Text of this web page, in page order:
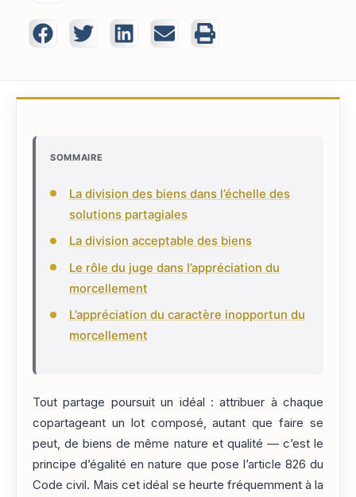
SOMMAIRE
La division des biens dans l’échelle des
solutions partagiales
La division acceptable des biens
Le rôle du juge dans l’appréciation du
morcellement
L’appréciation du caractère inopportun du
morcellement
Tout partage poursuit un idéal : attribuer à chaque
copartageant un lot composé, autant que faire se
peut, de biens de même nature et qualité — c’est le
principe d’égalité en nature que pose l’article 826 du
Code civil. Mais cet idéal se heurte fréquemment à la